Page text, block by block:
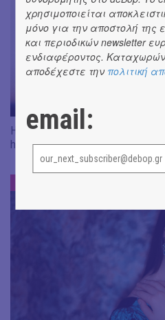
Η «ξεχασμένη κασέτα» του
home studio
χρησιμοποιείται
μόνο για την αποστολή της
και περιοδικών newsletter
ενδιαφέροντος.
αποδέχεστε την πολιτική
email: